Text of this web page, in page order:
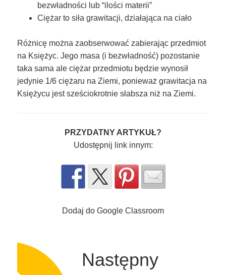
bezwładności lub “ilości materii”
Ciężar to siła grawitacji, działająca na ciało
Różnicę można zaobserwować zabierając przedmiot
na Księżyc. Jego masa (i bezwładność) pozostanie
taka sama ale ciężar przedmiotu będzie wynosił
jedynie 1/6 ciężaru na Ziemi, ponieważ grawitacja na
Księżycu jest sześciokrotnie słabsza niż na Ziemi.
PRZYDATNY ARTYKUŁ?
Udostępnij link innym:
Dodaj do Google Classroom
Następny